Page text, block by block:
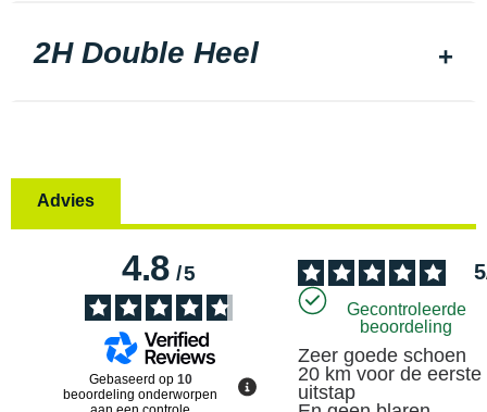
2H Double Heel
Advies
4.8/5
Gebaseerd op 10
beoordeling onderworpen
5
Gecontroleerde
beoordeling
Zeer goede schoen
20 km voor de eerste
uitstap